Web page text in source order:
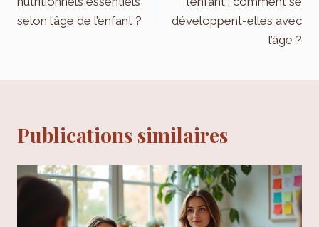
l’article
selon l’âge de l’enfant ?
développent-elles avec
l’âge ?
Publications similaires